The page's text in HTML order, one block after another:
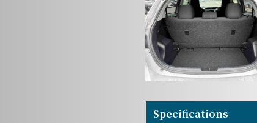
Specifications